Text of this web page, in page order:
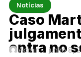
Notícias
Caso
entra no
Admin junho 8,